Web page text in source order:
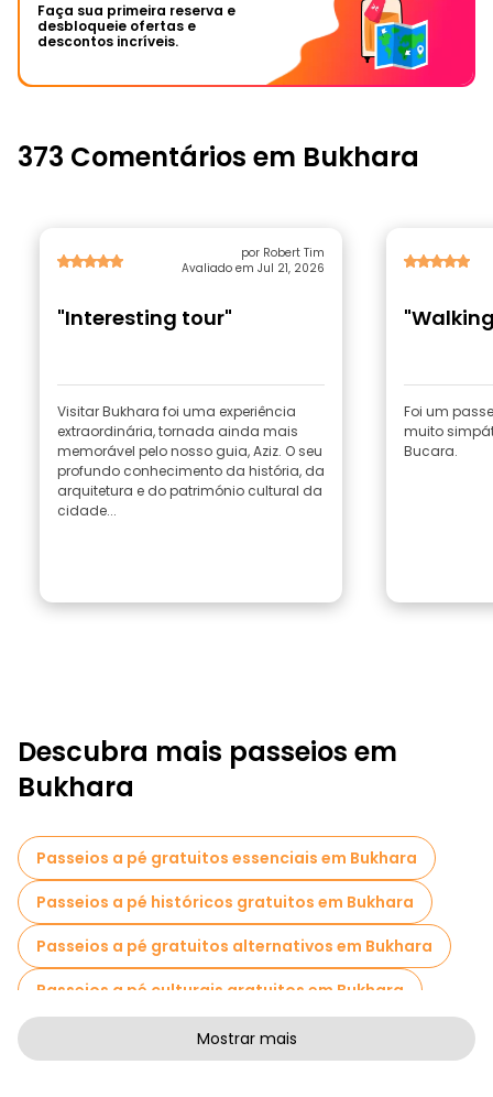
Faça sua primeira reserva e
desbloqueie ofertas e
descontos incríveis.
373 Comentários em Bukhara
por Robert Tim
Avaliado em Jul 21, 2026
"Interesting tour"
Visitar Bukhara foi uma experiência
extraordinária, tornada ainda mais
memorável pelo nosso guia, Aziz. O seu
profundo conhecimento da história, da
arquitetura e do património cultural da
cidade...
Foi um
muito
Bucara.
Descubra mais passeios em
Bukhara
Passeios a pé gratuitos essenciais em Bukhara
Passeios a pé históricos gratuitos em Bukhara
Passeios a pé gratuitos alternativos em Bukhara
Passeios a pé culturais gratuitos em Bukhara
Passeios a pé gratuitos de arte em Bukhara
Mostrar mais